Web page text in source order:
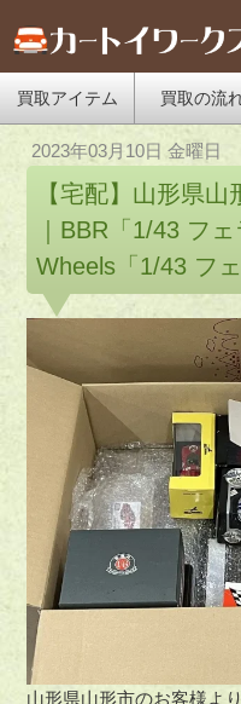
買取アイテム 買取の流
2023年03月10日 金曜日
【宅配】山形県
｜BBR「1/43 フ
Wheels「1/43 フ
山形県山形市のお客様よ